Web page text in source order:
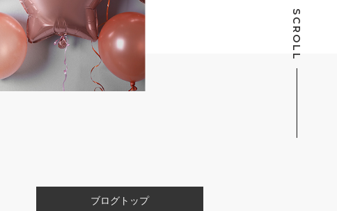
SCROLL
ブログトップ